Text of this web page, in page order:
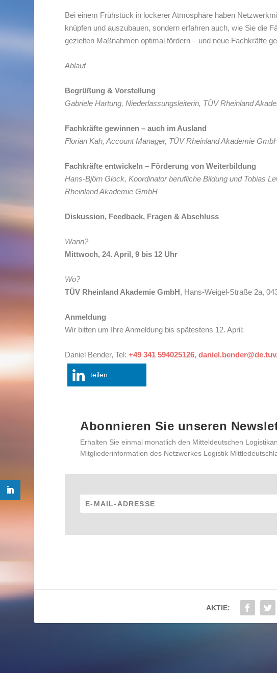
Bei einem Frühstück in lockerer Atmosphäre haben
knüpfen und auszubauen, sondern erfahren auch, wie Sie die
gezielten Maßnahmen optimal fördern – und neue Fachkräfte
Ablauf
Begrüßung & Vorstellung
Gabriele Hartung, Niederlassungsleiterin, TÜV Rheinland
Fachkräfte gewinnen – auch im Ausland
Florian Kah, Account Manager, TÜV Rheinland Akademie
Fachkräfte entwickeln – Förderung von Weiterbildung
Hans-Björn Glock, Koordinator berufliche Bildung und Tobias
Rheinland Akademie GmbH
Diskussion, Feedback, Fragen & Abschluss
Wann?
Mittwoch, 24. April, 9 bis 12 Uhr
Wo?
TÜV Rheinland Akademie GmbH, Hans-Weigel-Straße 2a,
Anmeldung
Wir bitten um Ihre Anmeldung bis spätestens 12. April:
Daniel Bender, Tel:+49 341 594025126,
teilen
Abonnieren Sie unseren
Erhalten Sie einmal monatlich den Mitteldeutschen
Mitgliederinformation des Netzwerkes Logistik
AKTIE: